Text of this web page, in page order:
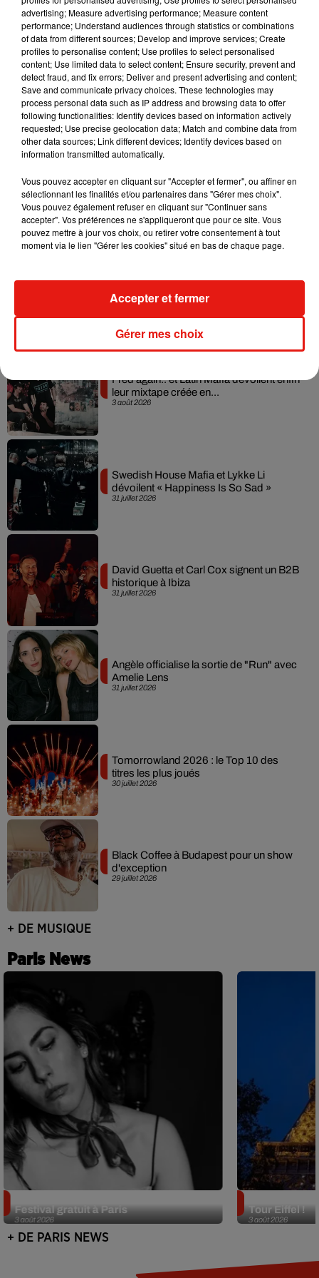
Son précédent record de longueur datait de 2017 en
franchissant 1 662 mètres à 300 mètres de haut dans le
cirque de Navacelles (Gard et Hérault).
Il avait été à son tour dépassé par plusieurs autres
funambules, qui avaient parcouru plus de 2 130 mètres dans
le nord de la Suède en 2021, a précisé son entourage.
Nathan Paulin est un habitué des traversées spectaculaires.
Il a décroché son premier record de longueur en 2014, en
2015, il avait franchi 403 mètres à La Réunion, cette fois dans
le vide, un autre record.
3 août 2026
Fred again.. et Latin Mafia dévoilent enfin
leur mixtape créée en...
31 juillet 2026
Swedish House Mafia et Lykke Li
dévoilent « Happiness Is So Sad »
31 juillet 2026
David Guetta et Carl Cox signent un B2B
historique à Ibiza
31 juillet 2026
Angèle officialise la sortie de "Run" avec
Amelie Lens
30 juillet 2026
Tomorrowland 2026 : le Top 10 des
titres les plus joués
29 juillet 2026
Black Coffee à Budapest pour un show
d'exception
+ DE MUSIQUE
Paris News
3 août 2026
Festival gratuit à Paris
3 août 2026
Tour Eiffel !
+ DE PARIS NEWS
advertising; Measure advertising performance; Measure content
performance; Understand audiences through statistics or combinations
of data from different sources; Develop and improve services; Create
profiles to personalise content; Use profiles to select personalised
content; Use limited data to select content; Ensure security, prevent and
detect fraud, and fix errors; Deliver and present advertising and content;
Save and communicate privacy choices. These technologies may
process personal data such as IP address and browsing data to offer
following functionalities: Identify devices based on information actively
requested; Use precise geolocation data; Match and combine data from
other data sources; Link different devices; Identify devices based on
information transmitted automatically.
Vous pouvez accepter en cliquant sur "Accepter et fermer", ou affiner en
sélectionnant les finalités et/ou partenaires dans "Gérer mes choix".
Vous pouvez également refuser en cliquant sur "Continuer sans
accepter". Vos préférences ne s'appliqueront que pour ce site. Vous
pouvez mettre à jour vos choix, ou retirer votre consentement à tout
moment via le lien "Gérer les cookies" situé en bas de chaque page.
Gérer mes choix
Accepter et fermer